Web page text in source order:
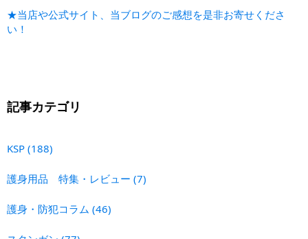
★当店や公式サイト、当ブログのご感想を是非お寄せくださ
い！
記事カテゴリ
KSP (188)
護身用品 特集・レビュー (7)
護身・防犯コラム (46)